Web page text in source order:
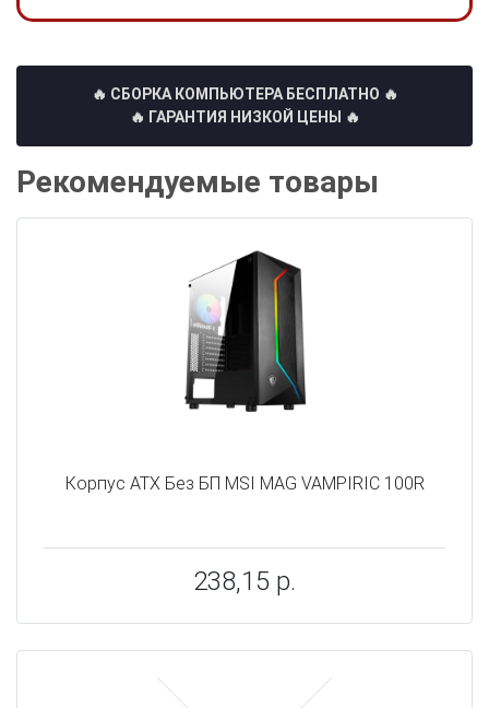
🔥 СБОРКА КОМПЬЮТЕРА БЕСПЛАТНО 🔥
🔥 ГАРАНТИЯ НИЗКОЙ ЦЕНЫ 🔥
Рекомендуемые товары
Корпус ATX Без БП MSI MAG VAMPIRIC 100R
238,15 р.